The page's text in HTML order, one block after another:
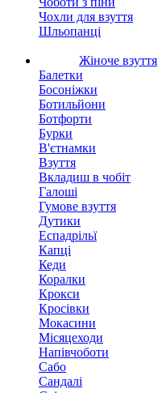
Чохли для взуття
Шльопанці
Жіноче взуття
Балетки
Босоніжки
Ботильйони
Ботфорти
Бурки
В'єтнамки
Взуття
Вкладиш в чобіт
Галоші
Гумове взуття
Дутики
Еспадрільї
Капці
Кеди
Коралки
Крокси
Кросівки
Мокасини
Місяцеходи
Напівчоботи
Сабо
Сандалі